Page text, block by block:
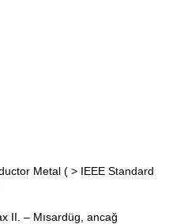
Metal ( > IEEE Standard
II. – Mısardüg, ancağ